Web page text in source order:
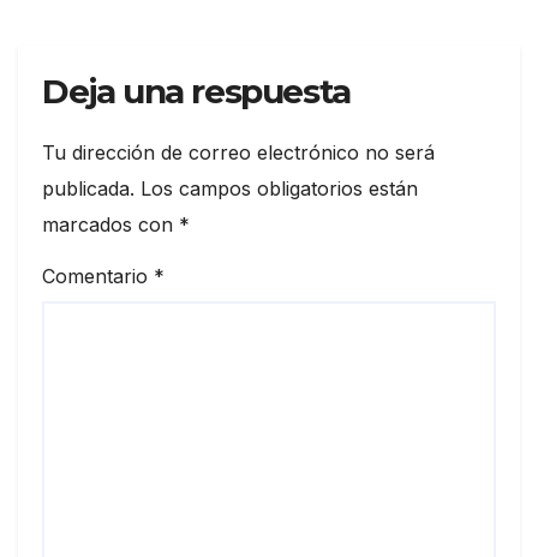
Deja una respuesta
Tu dirección de correo electrónico no será
publicada. Los campos obligatorios están
marcados con *
Comentario *